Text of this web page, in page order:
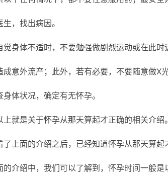
生，找出病因。
觉身体不适时，不要勉强做剧烈运动或在此时
成意外流产；此外，若有必要，不要随意做X
身体状况，确定有无怀孕。
上就是关于怀孕从那天算起才正确的相关介绍
了上面的介绍之后，已经知道怀孕从那天算起
的介绍中，我们可以了解到，怀孕时间一般是